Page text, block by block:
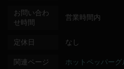
お問い合わ
せ時間
営業時間内
定休日 なし
関連ページ ホットペッパーグ